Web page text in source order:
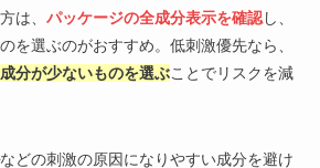
は、 パッケージの全成分表示を確認し、
を選ぶのがおすすめ。低刺激優先なら、
分が少ないものを選ぶことでリスクを減
などの刺激の原因になりやすい成分を避け